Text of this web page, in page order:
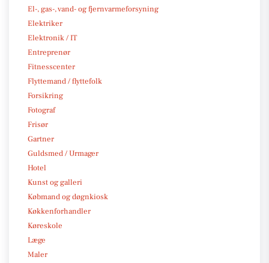
El-, gas-, vand- og fjernvarmeforsyning
Elektriker
Elektronik / IT
Entreprenør
Fitnesscenter
Flyttemand / flyttefolk
Forsikring
Fotograf
Frisør
Gartner
Guldsmed / Urmager
Hotel
Kunst og galleri
Købmand og døgnkiosk
Køkkenforhandler
Køreskole
Læge
Maler